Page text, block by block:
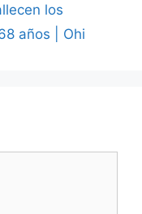
los
años | Ohi